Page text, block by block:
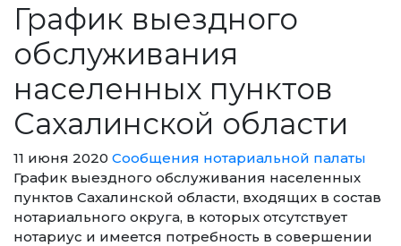
График выездного
обслуживания
населенных пунктов
Сахалинской области
11 июня 2020 Сообщения нотариальной палаты
График выездного обслуживания населенных
пунктов Сахалинской области, входящих в состав
нотариального округа, в которых отсутствует
нотариус и имеется потребность в совершении